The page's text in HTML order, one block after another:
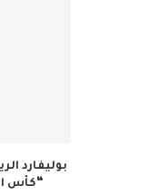
بوليفارد
“كأس